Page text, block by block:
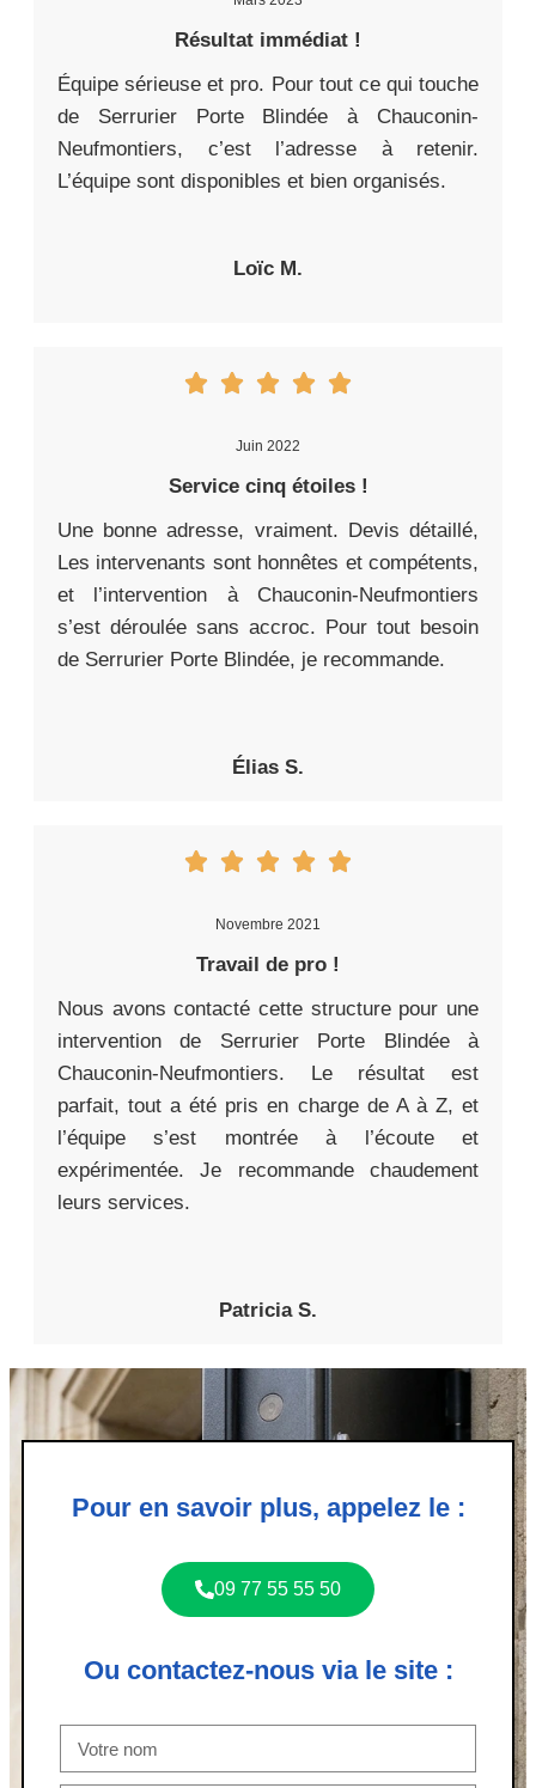
Résultat immédiat !
Équipe sérieuse et pro. Pour tout ce qui touche
de Serrurier Porte Blindée à Chauconin-
Neufmontiers, c’est l’adresse à retenir.
L’équipe sont disponibles et bien organisés.
Loïc M.
Juin 2022
Service cinq étoiles !
Une bonne adresse, vraiment. Devis détaillé,
Les intervenants sont honnêtes et compétents,
et l’intervention à Chauconin-Neufmontiers
s’est déroulée sans accroc. Pour tout besoin
de Serrurier Porte Blindée, je recommande.
Élias S.
Novembre 2021
Travail de pro !
Nous avons contacté cette structure pour une
intervention de Serrurier Porte Blindée à
Chauconin-Neufmontiers. Le résultat est
parfait, tout a été pris en charge de A à Z, et
l’équipe s’est montrée à l’écoute et
expérimentée. Je recommande chaudement
leurs services.
Patricia S.
Pour en savoir plus, appelez le :
09 77 55 55 50
Ou contactez-nous via le site :